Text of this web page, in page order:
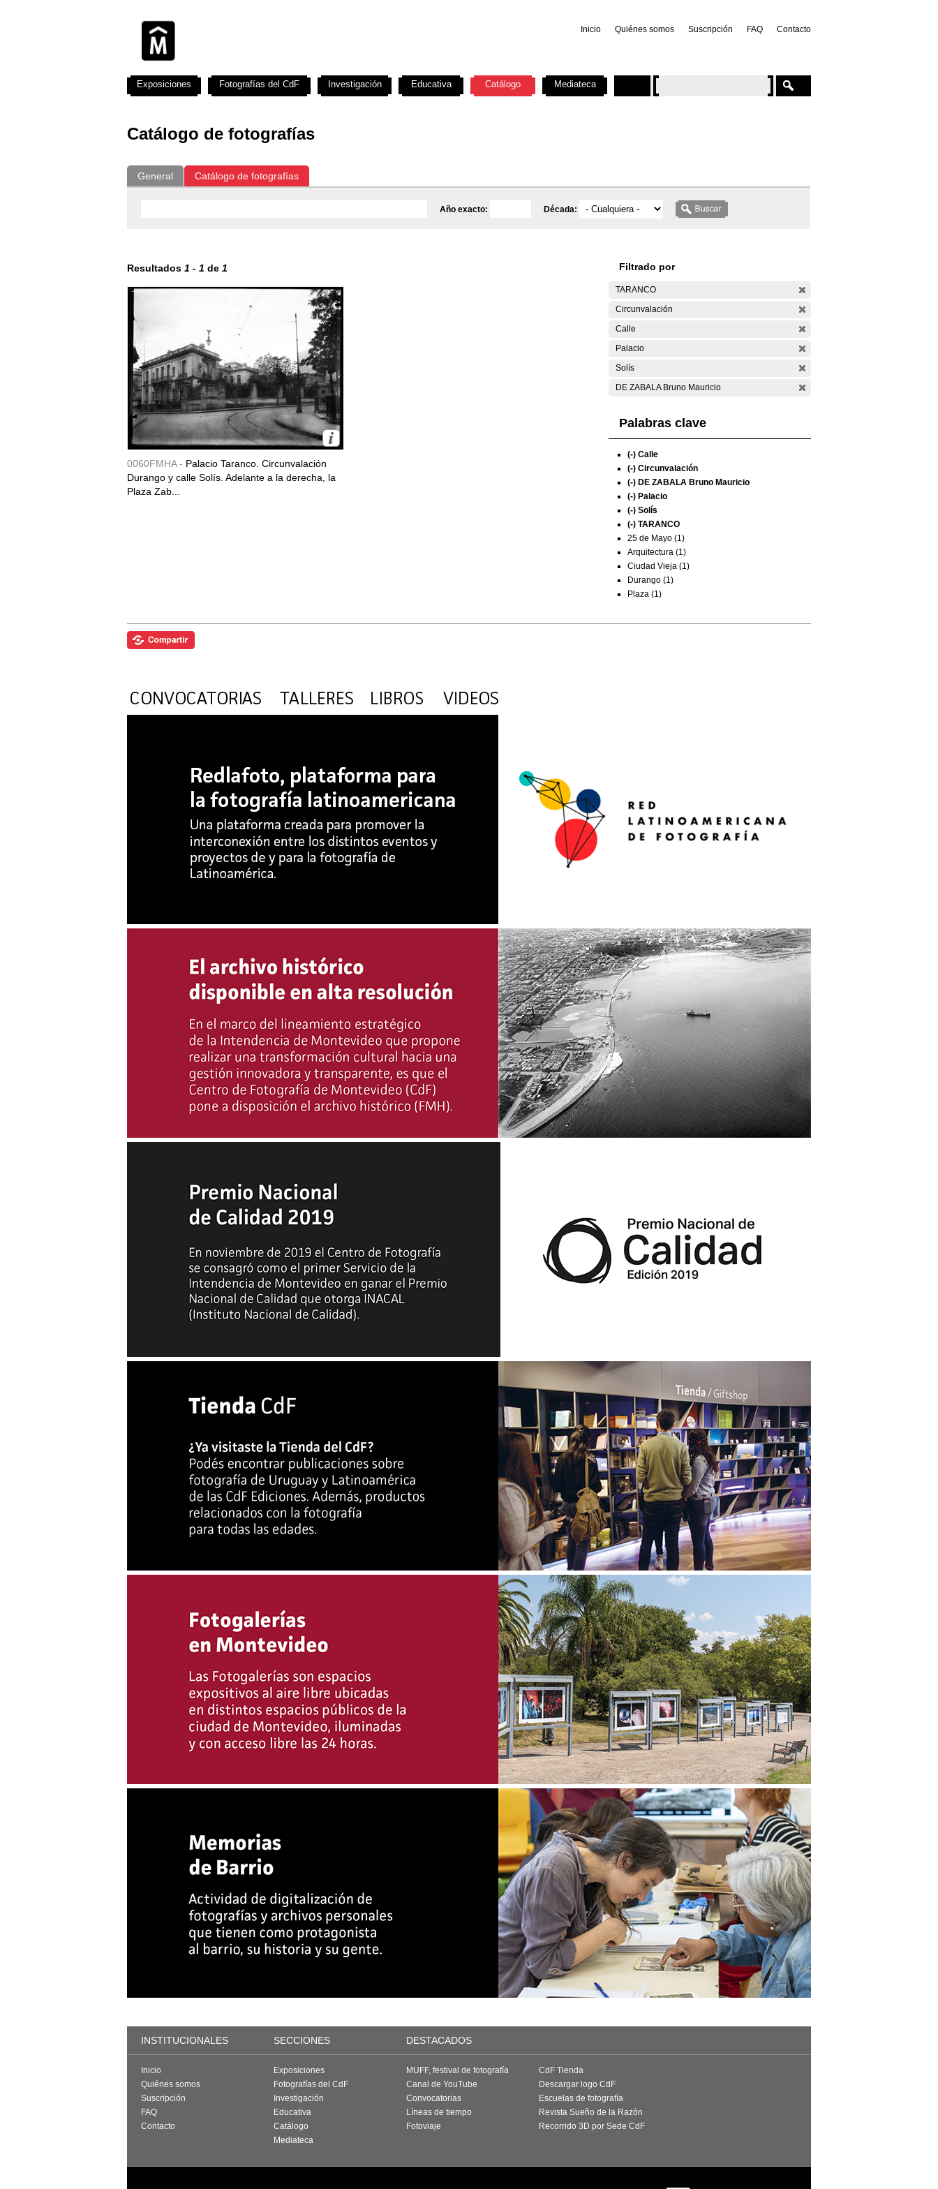
Inicio Quiénes somos Suscripción FAQ Contacto
Catálogo de fotografías
General Catálogo de fotografías
Año exacto: Década:
Resultados 1 - 1 de 1
0060FMHA - Palacio Taranco. Circunvalación
Durango y calle Solís. Adelante a la derecha, la
Plaza Zab...
Filtrado por
TARANCO
Circunvalación
Calle
Palacio
Solís
DE ZABALA Bruno Mauricio
Palabras clave
(-) Calle
(-) Circunvalación
(-) DE ZABALA Bruno Mauricio
(-) Palacio
(-) Solís
(-) TARANCO
25 de Mayo (1)
Arquitectura (1)
Ciudad Vieja (1)
Durango (1)
Plaza (1)
Exposiciones Fotografías del CdF Investigación Educativa Catálogo Mediateca
INSTITUCIONALES SECCIONES DESTACADOS
Inicio
Quiénes somos
Suscripción
FAQ
Contacto
Exposiciones
Fotografías del CdF
Investigación
Educativa
Catálogo
Mediateca
MUFF, festival de fotografía
Canal de YouTube
Convocatorias
Líneas de tiempo
Fotoviaje
CdF Tienda
Descargar logo CdF
Escuelas de fotografía
Revista Sueño de la Razón
Recorrido 3D por Sede CdF